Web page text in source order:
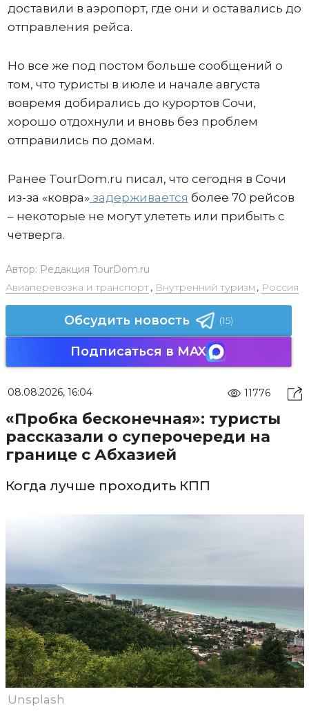
доставили в аэропорт, где они и оставались до
отправления рейса.
Но все же под постом больше сообщений о
том, что туристы в июле и начале августа
вовремя добирались до курортов Сочи,
хорошо отдохнули и вновь без проблем
отправились по домам.
Ранее TourDom.ru писал, что сегодня в Сочи
из-за «ковра» задерживается более 70 рейсов
– некоторые не могут улететь или прибыть с
четверга.
Автор: Редакция TourDom.ru
Авиаперевозка и транспорт, Внутренний туризм , Россия
Обсудить новость (15)
Подписаться в MAX
08.08.2026, 16:04 11776
«Пробка бесконечная»: туристы
рассказали о суперочереди на
границе с Абхазией
Когда лучше проходить КПП
Unsplash